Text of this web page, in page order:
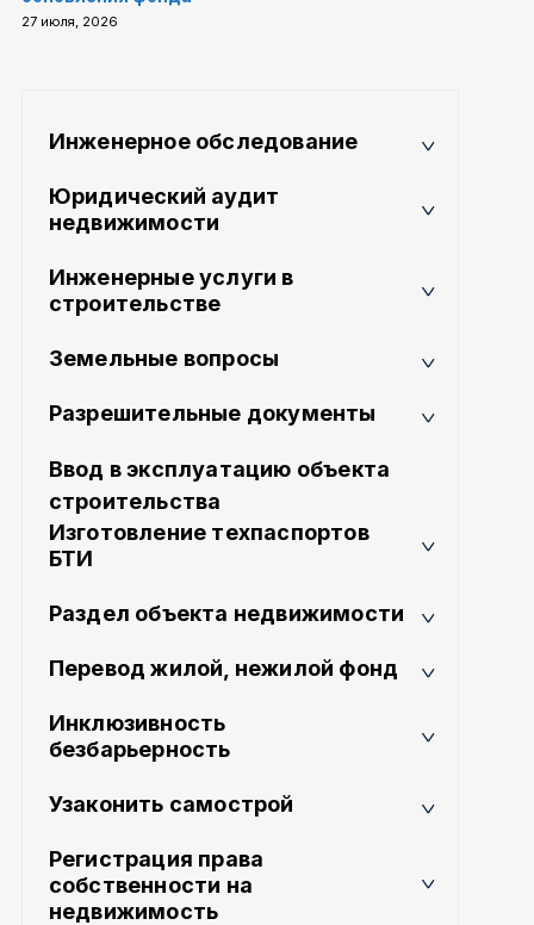
27 июля, 2026
Инженерное обследование
Юридический аудит
недвижимости
Инженерные услуги в
строительстве
Земельные вопросы
Разрешительные документы
Ввод в эксплуатацию объекта
строительства
Изготовление техпаспортов
БТИ
Раздел объекта недвижимости
Перевод жилой, нежилой фонд
Инклюзивность
безбарьерность
Узаконить самострой
Регистрация права
собственности на
недвижимость